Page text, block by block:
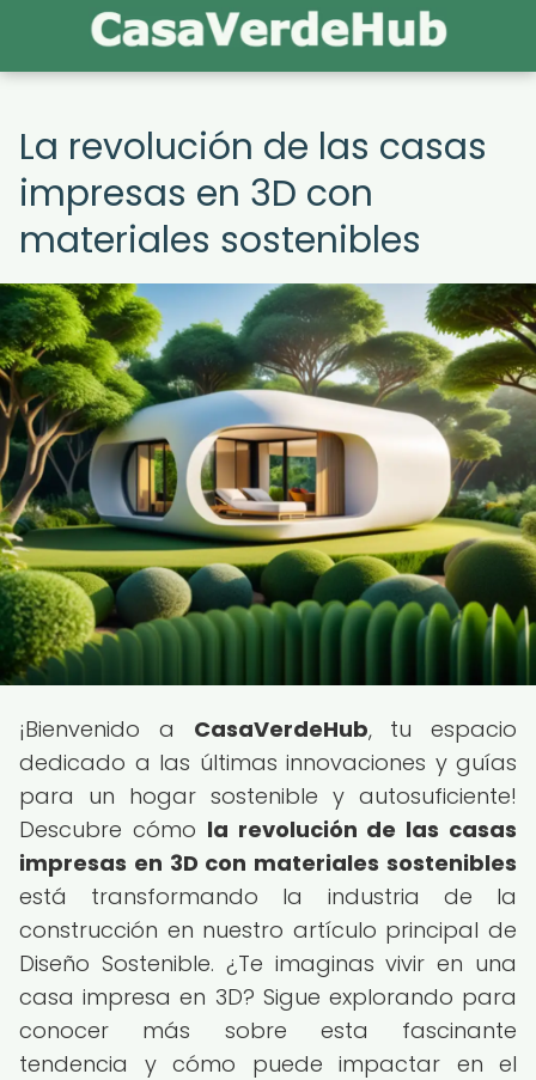
La revolución de las casas
impresas en 3D con
materiales sostenibles
¡Bienvenido a CasaVerdeHub, tu espacio
dedicado a las últimas innovaciones y guías
para un hogar sostenible y autosuficiente!
Descubre cómo la revolución de las casas
impresas en 3D con materiales sostenibles
está transformando la industria de la
construcción en nuestro artículo principal de
Diseño Sostenible. ¿Te imaginas vivir en una
casa impresa en 3D? Sigue explorando para
conocer más sobre esta fascinante
tendencia y cómo puede impactar en el